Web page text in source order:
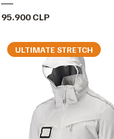
Precio
95.900 CLP
ULTIMATE STRETCH